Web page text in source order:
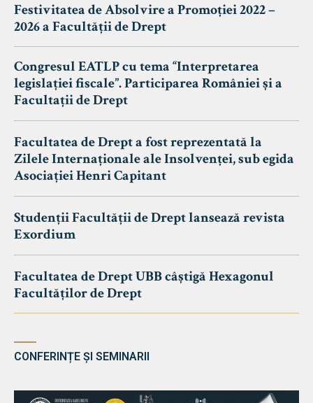
Festivitatea de Absolvire a Promoției 2022 –
2026 a Facultății de Drept
Congresul EATLP cu tema “Interpretarea
legislației fiscale”. Participarea României și a
Facultații de Drept
Facultatea de Drept a fost reprezentată la
Zilele Internaționale ale Insolvenței, sub egida
Asociației Henri Capitant
Studenții Facultății de Drept lansează revista
Exordium
Facultatea de Drept UBB câștigă Hexagonul
Facultăților de Drept
CONFERINȚE ȘI SEMINARII